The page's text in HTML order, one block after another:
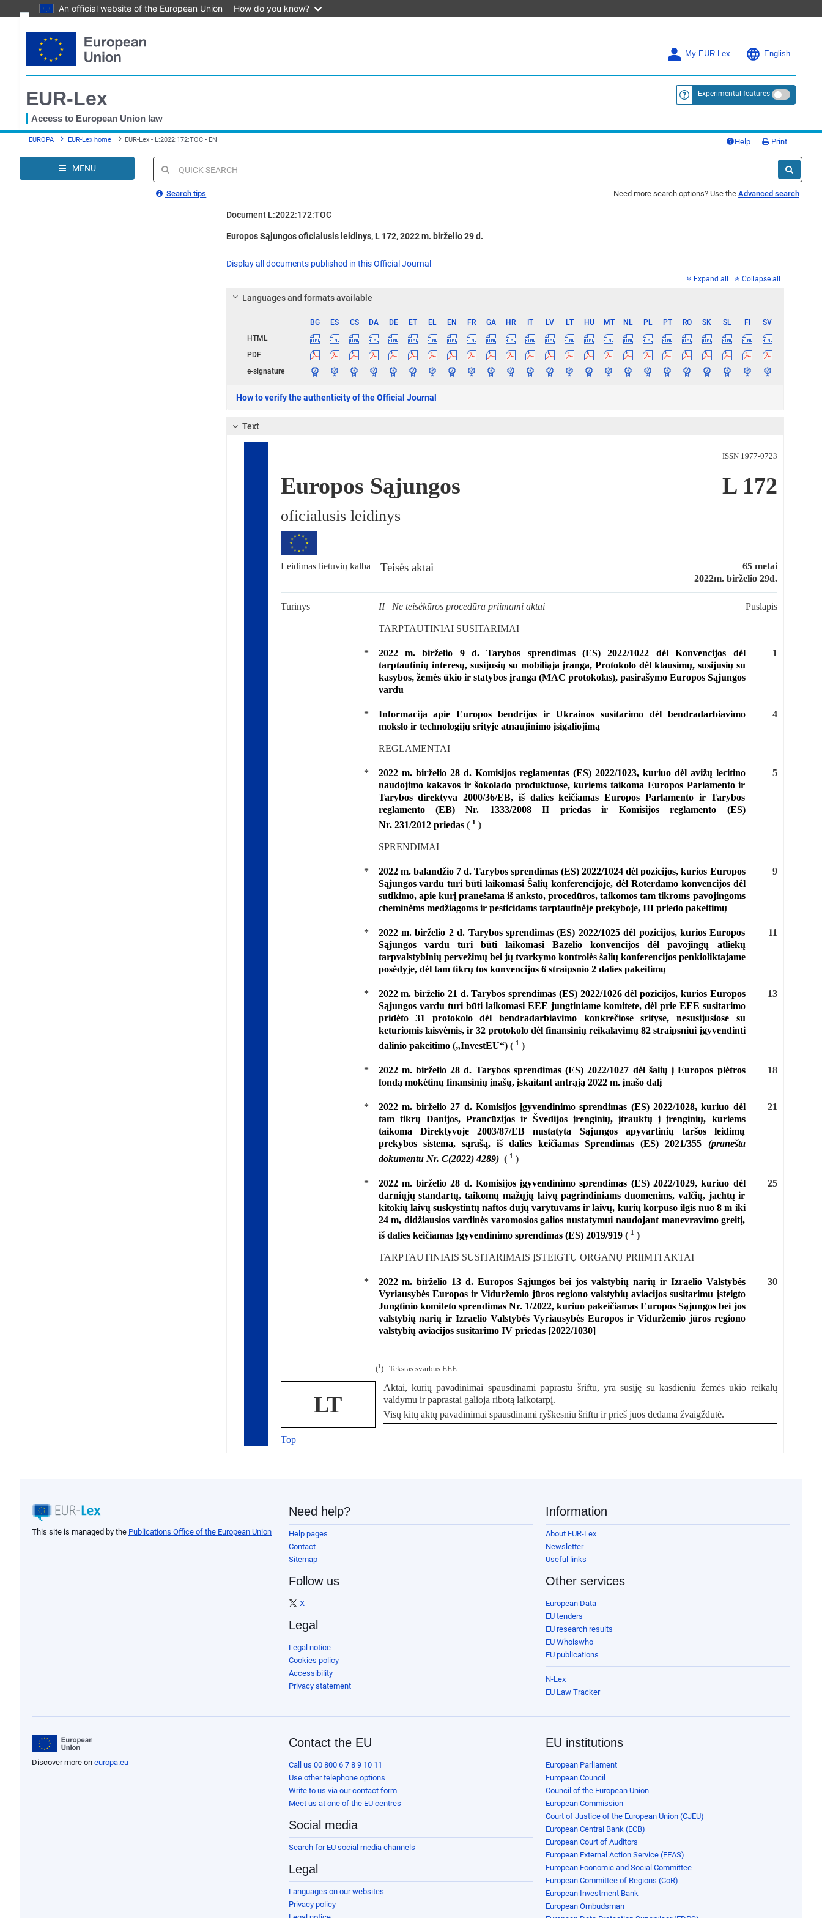
An official website of the European Union How do you know?
to
content
My EUR-Lex English
EUR-Lex
Access to European Union law
<a href="https://eur-lex.europa.eu/
Experimental features
You
here
EUROPA EUR-Lex home EUR-Lex - L:2022:172:TOC - EN Help Print
MENU
Quick
search
Search tips Need more search options? Use the Advanced search
Document L:2022:172:TOC
Document information
Permanent link
Download notice
Europos Sąjungos oficialusis leidinys, L 172, 2022 m. birželio 29 d.
Display all documents published in this Official Journal
Expand all Collapse all
Languages and formats available
BG ES CS DA DE ET EL EN FR GA HR IT LV LT HU MT NL PL PT RO SK SL FI
SV
HTML
PDF
e-signature
How to verify the authenticity of the Official Journal
Text
ISSN 1977-0723
Europos Sąjungos
oficialusis leidinys
L 172
Leidimas lietuvių kalba Teisės aktai
65 metai
2022m. birželio 29d.
Turinys II Ne teisėkūros procedūra priimami aktai Puslapis
TARPTAUTINIAI SUSITARIMAI
*
2022 m. birželio 9 d. Tarybos sprendimas (ES) 2022/1022 dėl Konvencijos dėl
tarptautinių interesų, susijusių su mobiliąja įranga, Protokolo dėl klausimų, susijusių su
kasybos, žemės ūkio ir statybos įranga (MAC protokolas), pasirašymo Europos Sąjungos
vardu
1
*
Informacija apie Europos bendrijos ir Ukrainos susitarimo dėl bendradarbiavimo
mokslo ir technologijų srityje atnaujinimo įsigaliojimą
4
REGLAMENTAI
*
2022 m. birželio 28 d. Komisijos reglamentas (ES) 2022/1023, kuriuo dėl avižų lecitino
naudojimo kakavos ir šokolado produktuose, kuriems taikoma Europos Parlamento ir
Tarybos direktyva 2000/36/EB, iš dalies keičiamas Europos Parlamento ir Tarybos
reglamento (EB) Nr. 1333/2008 II priedas ir Komisijos reglamento (ES)
Nr. 231/2012 priedas( 1 )
5
SPRENDIMAI
*
2022 m. balandžio 7 d. Tarybos sprendimas (ES) 2022/1024 dėl pozicijos, kurios Europos
Sąjungos vardu turi būti laikomasi Šalių konferencijoje, dėl Roterdamo konvencijos dėl
sutikimo, apie kurį pranešama iš anksto, procedūros, taikomos tam tikroms pavojingoms
cheminėms medžiagoms ir pesticidams tarptautinėje prekyboje, III priedo pakeitimų
9
*
2022 m. birželio 2 d. Tarybos sprendimas (ES) 2022/1025 dėl pozicijos, kurios Europos
Sąjungos vardu turi būti laikomasi Bazelio konvencijos dėl pavojingų atliekų
tarpvalstybinių pervežimų bei jų tvarkymo kontrolės šalių konferencijos penkioliktajame
posėdyje, dėl tam tikrų tos konvencijos 6 straipsnio 2 dalies pakeitimų
11
*
2022 m. birželio 21 d. Tarybos sprendimas (ES) 2022/1026 dėl pozicijos, kurios Europos
Sąjungos vardu turi būti laikomasi EEE jungtiniame komitete, dėl prie EEE susitarimo
pridėto 31 protokolo dėl bendradarbiavimo konkrečiose srityse, nesusijusiose su
keturiomis laisvėmis, ir 32 protokolo dėl finansinių reikalavimų 82 straipsniui įgyvendinti
dalinio pakeitimo („InvestEU“)( 1 )
13
*
2022 m. birželio 28 d. Tarybos sprendimas (ES) 2022/1027 dėl šalių į Europos plėtros
fondą mokėtinų finansinių įnašų, įskaitant antrąją 2022 m. įnašo dalį
18
*
2022 m. birželio 27 d. Komisijos įgyvendinimo sprendimas (ES) 2022/1028, kuriuo dėl
tam tikrų Danijos, Prancūzijos ir Švedijos įrenginių, įtrauktų į įrenginių, kuriems
taikoma Direktyvoje 2003/87/EB nustatyta Sąjungos apyvartinių taršos leidimų
prekybos sistema, sąrašą, iš dalies keičiamas Sprendimas (ES) 2021/355 (pranešta
dokumentu Nr. C(2022) 4289) ( 1 )
21
*
2022 m. birželio 28 d. Komisijos įgyvendinimo sprendimas (ES) 2022/1029, kuriuo dėl
darniųjų standartų, taikomų mažųjų laivų pagrindiniams duomenims, valčių, jachtų ir
kitokių laivų suskystintų naftos dujų varytuvams ir laivų, kurių korpuso ilgis nuo 8 m iki
24 m, didžiausios vardinės varomosios galios nustatymui naudojant manevravimo greitį,
iš dalies keičiamas Įgyvendinimo sprendimas (ES) 2019/919( 1 )
25
TARPTAUTINIAIS SUSITARIMAIS ĮSTEIGTŲ ORGANŲ PRIIMTI AKTAI
*
2022 m. birželio 13 d. Europos Sąjungos bei jos valstybių narių ir Izraelio Valstybės
Vyriausybės Europos ir Viduržemio jūros regiono valstybių aviacijos susitarimu įsteigto
Jungtinio komiteto sprendimas Nr. 1/2022, kuriuo pakeičiamas Europos Sąjungos bei jos
valstybių narių ir Izraelio Valstybės Vyriausybės Europos ir Viduržemio jūros regiono
valstybių aviacijos susitarimo IV priedas [2022/1030]
30
(1 ) Tekstas svarbus EEE.
LT
Aktai, kurių pavadinimai spausdinami paprastu šriftu, yra susiję su kasdieniu žemės ūkio reikalų
valdymu ir paprastai galioja ribotą laikotarpį.
Visų kitų aktų pavadinimai spausdinami ryškesniu šriftu ir prieš juos dedama žvaigždutė.
Top
This site is managed by the Publications Office of the European Union
Need help?
Help pages
Contact
Sitemap
Follow us
X
Legal
Legal notice
Cookies policy
Accessibility
Privacy statement
Information
About EUR-Lex
Newsletter
Useful links
Other services
European Data
EU tenders
EU research results
EU Whoiswho
EU publications
N-Lex
EU Law Tracker
Discover more on europa.eu
Contact the EU
Call us 00 800 6 7 8 9 10 11
Use other telephone options
Write to us via our contact form
Meet us at one of the EU centres
Social media
Search for EU social media channels
Legal
Languages on our websites
Privacy policy
EU institutions
European Parliament
European Council
Council of the European Union
European Commission
Court of Justice of the European Union (CJEU)
European Central Bank (ECB)
European Court of Auditors
European External Action Service (EEAS)
European Economic and Social Committee
European Committee of Regions (CoR)
European Investment Bank
European Ombudsman